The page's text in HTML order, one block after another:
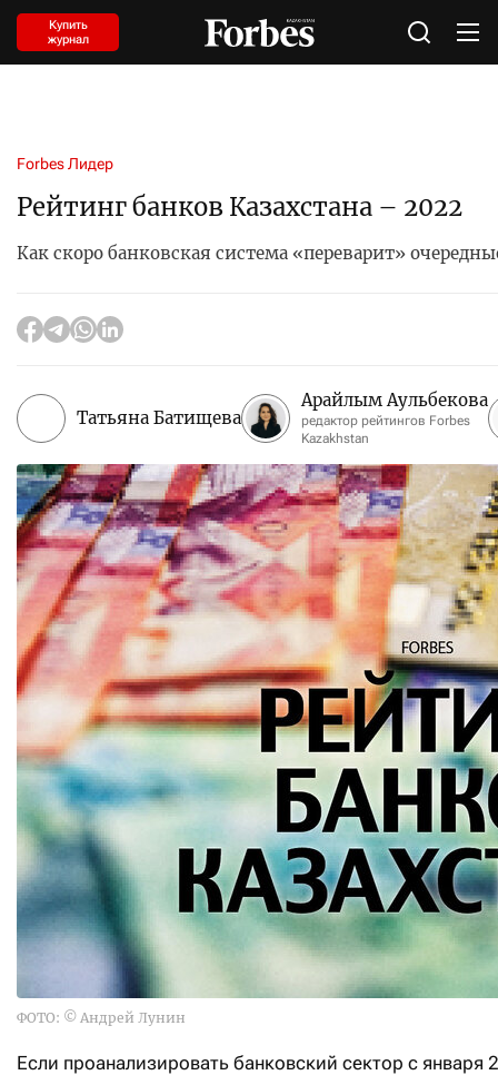
Купить
журнал
Forbes Лидер
Рейтинг банков Казахстана – 2022
Как скоро банковская система «переварит»
Татьяна Батищева
Арайлым Аульбекова
редактор рейтингов Forbes
Kazakhstan
ФОТО: © Андрей Лунин
Если проанализировать банковский сектор с